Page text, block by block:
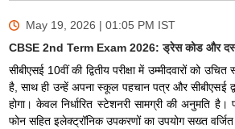
May 19, 2026 | 01:05 PM IST
CBSE 2nd Term Exam 2026: ड्रेस कोड और
सीबीएसई 10वीं की द्वितीय परीक्षा में उम्मीदवारों को
है, साथ ही उन्हें अपना स्कूल पहचान पत्र और सीबीएसई
होगा। केवल निर्धारित स्टेशनरी सामग्री की अनुमति है।
फोन सहित इलेक्ट्रॉनिक उपकरणों का उपयोग सख्त